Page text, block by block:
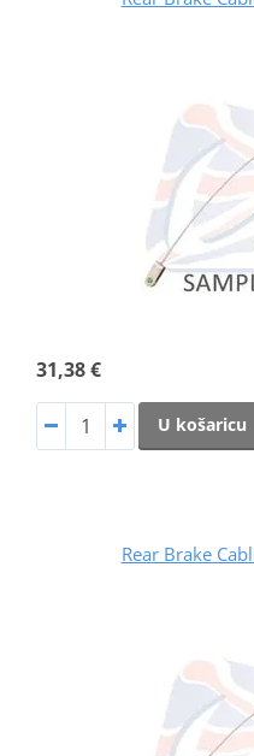
31,38 €
U košaricu
Rear Brake